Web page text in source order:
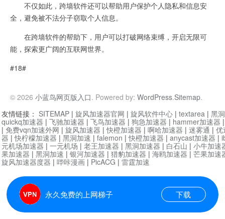
不仅如此，跨墙软件还可以帮助用户保护个人隐私和信息安
全，避免被不法分子窃取个人信息。
在跨墙软件的帮助下，用户可以打破网络束缚，开启无限可
能，探索更广阔的互联网世界。
#18#
© 2026 小蓝鸟网页版入口. Powered by: WordPress.Sitemap.
永久免费的上网梯子 下载
友情链接： SITEMAP | 旋风加速器官网 | 旋风软件中心 | textarea | 黑
quickq加速器 | 飞驰加速器 | 飞鸟加速器 | 狗急加速器 | hammer加速器
| 免费vqn加速外网 | 旋风加速器 |快橙加速器 | 啊哈加速器 | 迷雾通 | 优
器 |快柠檬加速器 | 黑洞加速 | falemon |快橙加速器 | anycast加速器 |
元机场加速器 | 一元机场 | 老王加速器 | 黑洞加速器 | 白石山 | 小牛加速
果加速器 | 黑洞加速 | 银河加速器 | 猎豹加速器 | 海鸥加速器 | 芒果加速
旋风加速器度器 | 哔咔漫画 | PicACG | 雷霆加速